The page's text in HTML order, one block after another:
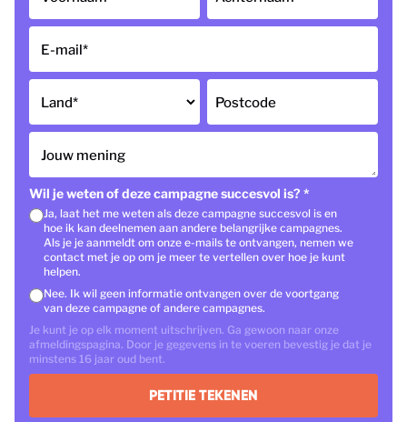
E-mail*
Land* Postcode
Jouw mening
Wil je weten of deze campagne succesvol is? *
Ja, laat het me weten als deze campagne succesvol is en
hoe ik kan deelnemen aan andere belangrijke campagnes.
Als je je aanmeldt om onze e-mails te ontvangen, nemen we
contact met je op om je meer te vertellen over hoe je kunt
helpen.
Nee. Ik wil geen informatie ontvangen over de voortgang
van deze campagne of andere campagnes.
Je kunt je op elk moment uitschrijven. Ga gewoon naar onze
afmeldingspagina. Door je gegevens in te voeren bevestig je dat je
minstens 16 jaar oud bent.
PETITIE TEKENEN